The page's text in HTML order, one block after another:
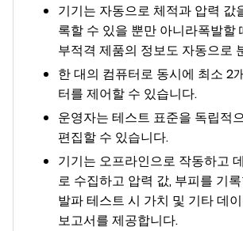
기기는 자동으로 체적과 압력 값
록할 수 있을 뿐만 아니라폭발할
부적격 제품의 정보도 자동으로
한 대의 컴퓨터로 동시에 최소 2
터를 제어할 수 있습니다.
운영자는 테스트 표준을 독립적
편집할 수 있습니다.
기기는 오프라인으로 작동하고
로 수집하고 압력 값, 부피를 기
발파 테스트 시 가치 및 기타 데
보고서를 제공합니다.